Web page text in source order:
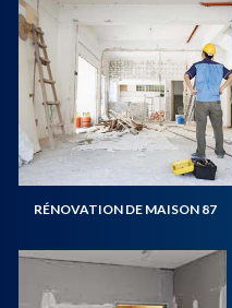
RÉNOVATION DE MAISON 87